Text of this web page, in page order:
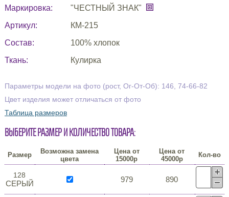
Маркировка:
"ЧЕСТНЫЙ ЗНАК"
Артикул:
КМ-215
Состав:
100% хлопок
Ткань:
Кулирка
Параметры модели на фото (рост, Ог-От-Об): 146, 74-66-82
Цвет изделия может отличаться от фото
Таблица размеров
Выберите размер и количество товара:
Размер
Возможна замена
цвета
Цена от
15000р
Цена от
45000р
Кол-во
128
СЕРЫЙ 979 890